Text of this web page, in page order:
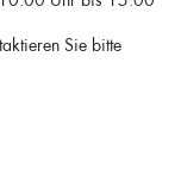
Sie bitte